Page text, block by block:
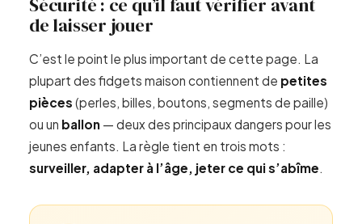
de laisser jouer
C’est le point le plus important de cette page. La
plupart des fidgets maison contiennent de petites
pièces (perles, billes, boutons, segments de paille)
ou un ballon — deux des principaux dangers pour les
jeunes enfants. La règle tient en trois mots :
surveiller, adapter à l’âge, jeter ce qui s’abîme